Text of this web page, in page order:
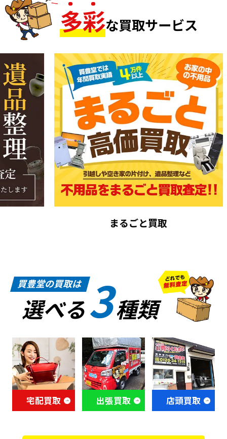
多彩な買取サービス
まるごと買取
買豊堂の買取は
選べる3種類
宅配買取 出張買取 店頭買取